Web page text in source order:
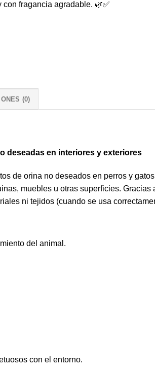
con fragancia agradable. 🌿✅
(0)
deseadas en interiores y exteriores
de orina no deseados en perros y
muebles u otras superficies.
ni tejidos (cuando se usa
del animal.
con el entorno.